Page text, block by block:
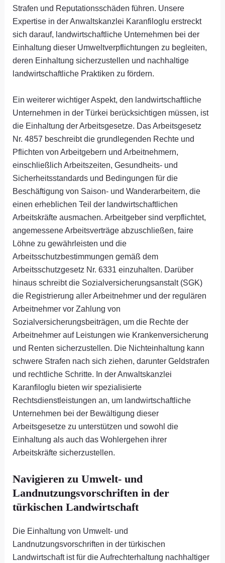
Strafen und Reputationsschäden führen. Unsere
Expertise in der Anwaltskanzlei Karanfiloglu erstreckt
sich darauf, landwirtschaftliche Unternehmen bei der
Einhaltung dieser Umweltverpflichtungen zu begleiten,
deren Einhaltung sicherzustellen und nachhaltige
landwirtschaftliche Praktiken zu fördern.
Ein weiterer wichtiger Aspekt, den landwirtschaftliche
Unternehmen in der Türkei berücksichtigen müssen, ist
die Einhaltung der Arbeitsgesetze. Das Arbeitsgesetz
Nr. 4857 beschreibt die grundlegenden Rechte und
Pflichten von Arbeitgebern und Arbeitnehmern,
einschließlich Arbeitszeiten, Gesundheits- und
Sicherheitsstandards und Bedingungen für die
Beschäftigung von Saison- und Wanderarbeitern, die
einen erheblichen Teil der landwirtschaftlichen
Arbeitskräfte ausmachen. Arbeitgeber sind verpflichtet,
angemessene Arbeitsverträge abzuschließen, faire
Löhne zu gewährleisten und die
Arbeitsschutzbestimmungen gemäß dem
Arbeitsschutzgesetz Nr. 6331 einzuhalten. Darüber
hinaus schreibt die Sozialversicherungsanstalt (SGK)
die Registrierung aller Arbeitnehmer und der regulären
Arbeitnehmer vor Zahlung von
Sozialversicherungsbeiträgen, um die Rechte der
Arbeitnehmer auf Leistungen wie Krankenversicherung
und Renten sicherzustellen. Die Nichteinhaltung kann
schwere Strafen nach sich ziehen, darunter Geldstrafen
und rechtliche Schritte. In der Anwaltskanzlei
Karanfiloglu bieten wir spezialisierte
Rechtsdienstleistungen an, um landwirtschaftliche
Unternehmen bei der Bewältigung dieser
Arbeitsgesetze zu unterstützen und sowohl die
Einhaltung als auch das Wohlergehen ihrer
Arbeitskräfte sicherzustellen.
Navigieren zu Umwelt- und
Landnutzungsvorschriften in der
türkischen Landwirtschaft
Die Einhaltung von Umwelt- und
Landnutzungsvorschriften in der türkischen
Landwirtschaft ist für die Aufrechterhaltung nachhaltiger